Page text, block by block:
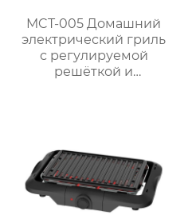
MCT-005 Домашний
электрический гриль
с регулируемой
решёткой и